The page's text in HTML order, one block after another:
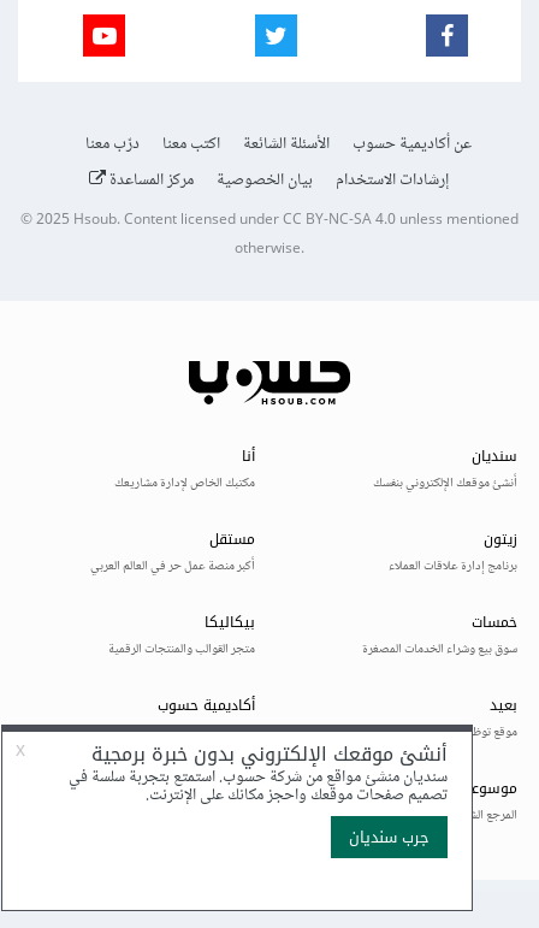
عن أكاديمية حسوب الأسئلة الشائعة اكتب معنا
درّب معنا
إرشادات الاستخدام
بيان الخصوصية مركز المساعدة
© 2025Hsoub.Content licensed underCC BY-NC-SA 4.0unless mentioned
otherwise.